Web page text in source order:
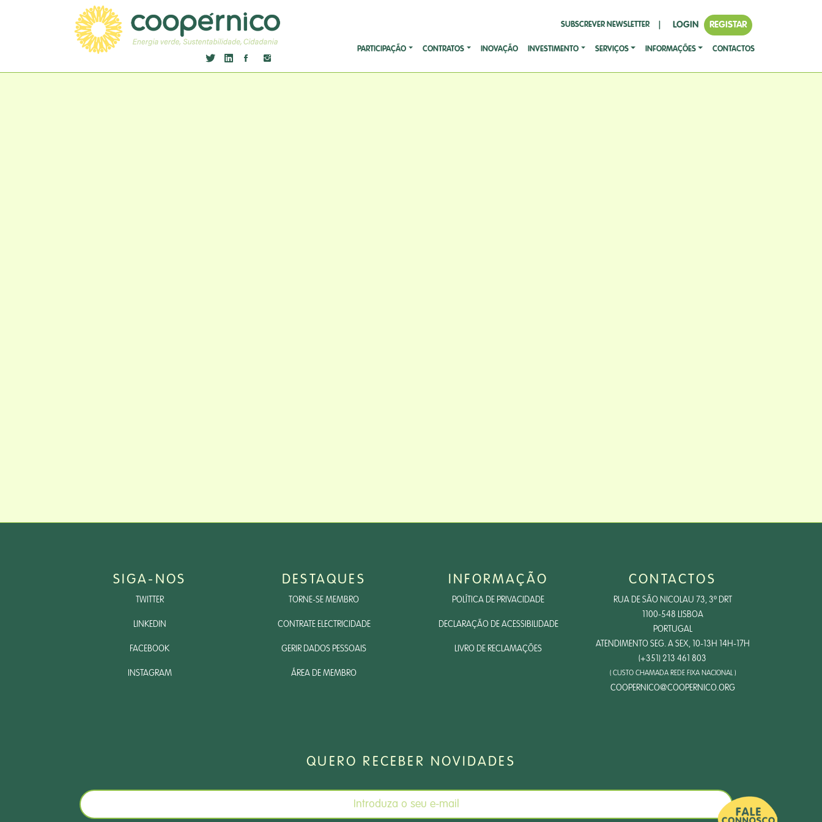
SUBSCREVER NEWSLETTER LOGIN REGISTAR
PARTICIPAÇÃO CONTRATOS INOVAÇÃO INVESTIMENTO SERVIÇOS INFORMAÇÕES CONTACTOS
SIGA-NOS
TWITTER
LINKEDIN
FACEBOOK
INSTAGRAM
DESTAQUES
TORNE-SE MEMBRO
CONTRATE ELECTRICIDADE
GERIR DADOS PESSOAIS
ÁREA DE MEMBRO
INFORMAÇÃO
POLÍTICA DE PRIVACIDADE
DECLARAÇÃO DE ACESSIBILIDADE
LIVRO DE RECLAMAÇÕES
CONTACTOS
RUA DE SÃO NICOLAU 73, 3º DRT
1100-548 LISBOA
PORTUGAL
ATENDIMENTO SEG. A SEX, 10-13H 14H-17H
(+351) 213 461 803
( CUSTO CHAMADA REDE FIXA NACIONAL )
COOPERNICO@COOPERNICO.ORG
QUERO RECEBER NOVIDADES